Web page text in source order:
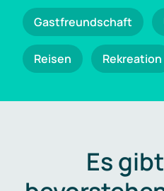
Gastfreundschaft
Reisen Rekreation
Es